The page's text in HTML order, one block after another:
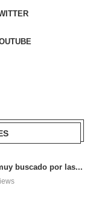
buscado por las...